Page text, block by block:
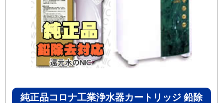
純正品コロナ工業浄水器カートリッジ 鉛除